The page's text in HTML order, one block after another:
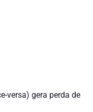
versa) gera perda de